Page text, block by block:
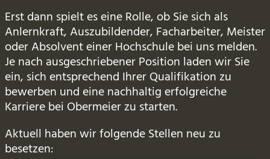
Erst dann spielt es eine Rolle, ob Sie sich als
Anlernkraft, Auszubildender, Facharbeiter, Meister
oder Absolvent einer Hochschule bei uns melden.
Je nach ausgeschriebener Position laden wir Sie
ein, sich entsprechend Ihrer Qualifikation zu
bewerben und eine nachhaltig erfolgreiche
Karriere bei Obermeier zu starten.
Aktuell haben wir folgende Stellen neu zu
besetzen: